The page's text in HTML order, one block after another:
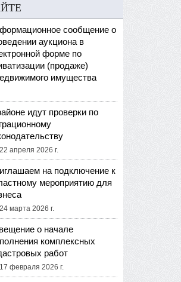
сообщение о
аукциона в
форме по
(продаже)
имущества
идут проверки по
22 апреля 2026 г.
на подключение к
мероприятию для
24 марта 2026 г.
о начале
комплексных
работ
17 февраля 2026 г.